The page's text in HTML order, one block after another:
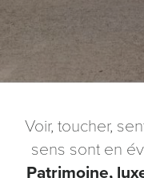
Voir, toucher,
sens sont en
Patrimoine,